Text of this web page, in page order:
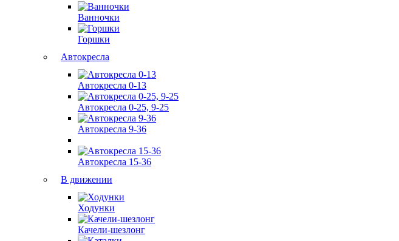
Ванночки
Горшки
Автокресла
Автокресла 0-13
Автокресла 0-25, 9-25
Автокресла 9-36
Автокресла 15-36
В движении
Ходунки
Качели-шезлонг